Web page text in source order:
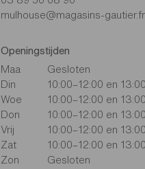
mulhouse@magasins-gautier.fr
Openingstijden
Maa
Gesloten
Din
10:00–12:00 en
Woe
10:00–12:00 en
Don
10:00–12:00 en
Vrij
10:00–12:00 en
Zat
10:00–12:00 en
Zon
Gesloten